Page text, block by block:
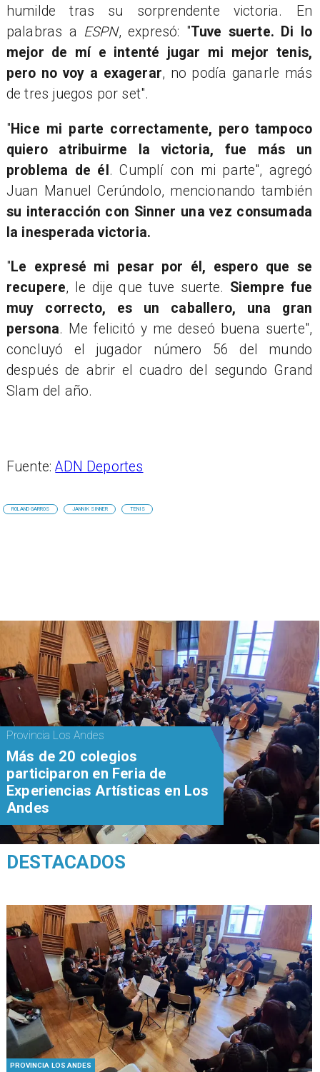
humilde tras su sorprendente victoria. En
palabras a ESPN, expresó: "Tuve suerte. Di lo
mejor de mí e intenté jugar mi mejor tenis,
pero no voy a exagerar, no podía ganarle más
de tres juegos por set".
"Hice mi parte correctamente, pero tampoco
quiero atribuirme la victoria, fue más un
problema de él . Cumplí con mi parte", agregó
Juan Manuel Cerúndolo, mencionando también
su interacción con Sinner una vez consumada
la inesperada victoria.
"Le expresé mi pesar por él, espero que se
recupere, le dije que tuve suerte. Siempre fue
muy correcto, es un caballero, una gran
persona. Me felicitó y me deseó buena suerte",
concluyó el jugador número 56 del mundo
después de abrir el cuadro del segundo Grand
Slam del año.
Fuente:ADN Deportes
ROLAND GARROS JANNIK SINNER TENIS
PROVINCIA LOS ANDES
Provincia Los Andes
Más de 20 colegios
participaron en Feria de
Experiencias Artísticas en Los
Andes
DESTACADOS